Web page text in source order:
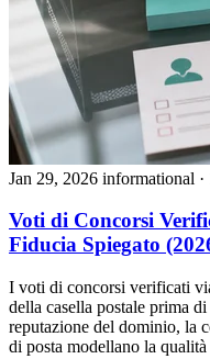
Jan 29, 2026 informational
Voti di Concorsi
Fiducia Spiegato
I voti di concorsi verificati
della casella postale prima
reputazione del dominio, la
di posta modellano la